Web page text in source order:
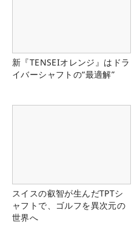
新『TENSEIオレンジ』はドラ
イバーシャフトの“最適解”
スイスの叡智が生んだTPTシ
ャフトで、ゴルフを異次元の
世界へ